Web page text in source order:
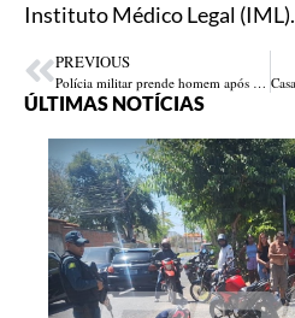
Instituto Médico Legal (IML).
PREVIOUS
Polícia militar prende homem após esfaquear e atear fogo em ex-mulher e ex-sogra em Teresina
ÚLTIMAS NOTÍCIAS